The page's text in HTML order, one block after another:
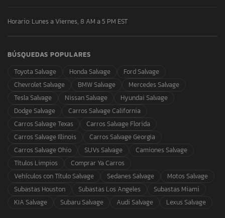
Horario: Lunes a Viernes, 8 AM a 5 PM EST
BÚSQUEDAS POPULARES
Toyota Salvage
Honda Salvage
Ford Salvage
Chevrolet Salvage
BMW Salvage
Mercedes Salvage
Tesla Salvage
Nissan Salvage
Hyundai Salvage
Dodge Salvage
Carros Salvage California
Carros Salvage Texas
Carros Salvage Florida
Carros Salvage Illinois
Carros Salvage Georgia
Carros Salvage Ohio
SUVs Salvage
Camiones Salvage
Títulos Limpios
Comprar Ya Carros
Vehículos con Título Salvage
Sedanes Salvage
Motos Salvage
Subastas Houston
Subastas Los Angeles
Subastas Miami
KIA Salvage
Subaru Salvage Audi Salvage Lexus Salvage